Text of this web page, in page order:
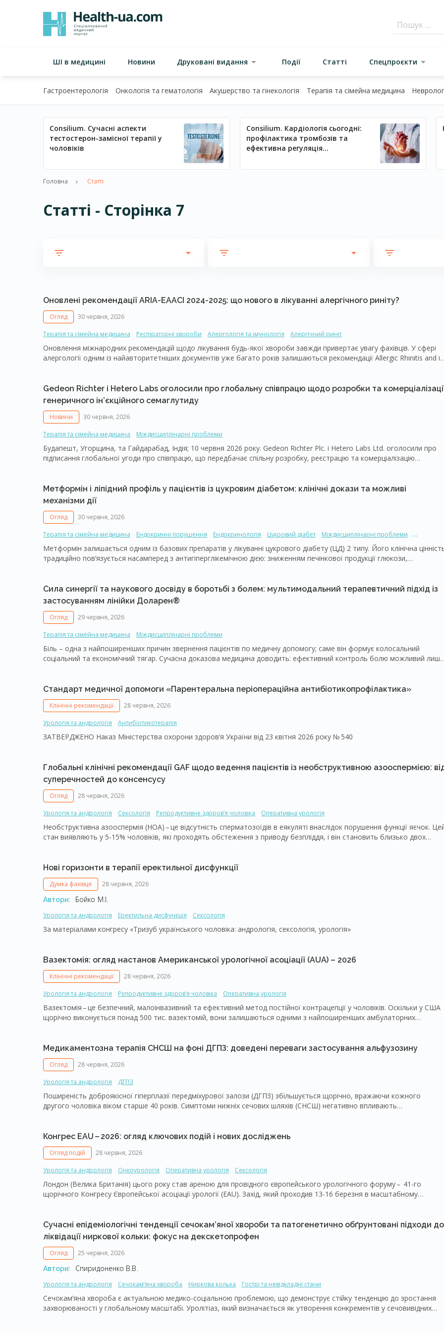
ШІ в медицині Новини Друковані видання Події Статті Спецпроєкти
Гастроентерологія Онкологія та гематологія Акушерство та гінекологія Терапія та сімейна медицина
Consilium. Сучасні аспекти
тестостерон-замісної терапії у
чоловіків
Consilium. Кардіологія сьогодні:
профілактика тромбозів та
ефективна регуляція
Головна Статті
Статті - Сторінка 7
Оновлені рекомендації АRIA-EAACI 2024-2025: що нового в лікуванні алергічного риніту?
Огляд 30 червня, 2026
Терапія та сімейна медицина Респіраторні хвороби Алергологія та імунологія Алергічний риніт
Оновлення міжнародних рекомендацій щодо лікування будь-якої хвороби завжди привертає увагу фахівців. У сфері
алергології одним із найавторитетніших документів уже багато років залишаються рекомендації Allergic Rhinitis and
перший за 10 років детальний перегляд настанови із фармакотерапії алергічного риніту (АР) [1]. Оновлена настанова
суттєво відрізняється від своїх попередніх версій (ARIA 2010/2016), адже за цей час змінилися не лише підходи
до лікування, а й самі принципи розробки клінічних рекомендацій.
Gedeon Richter і Hetero Labs оголосили про глобальну співпрацю щодо розробки та
генеричного ін’єкційного семаглутиду
Новини 30 червня, 2026
Терапія та сімейна медицина Міждисциплінарні проблеми
Будапешт, Угорщина, та Гайдарабад, Індія; 10 червня 2026 року. Gedeon Richter Plc. і Hetero Labs Ltd. оголосили про
підписання глобальної угоди про співпрацю, що передбачає спільну розробку, реєстрацію та комерціалізацію
Метформін і ліпідний профіль у пацієнтів із цукровим діабетом: клінічні докази та можливі
механізми дії
Огляд 30 червня, 2026
Терапія та сімейна медицина Ендокринні порушення Ендокринологія Цукровий діабет
Міждисциплінарні проблеми
Кардіологія та кардіохірургія
Кардіоваскулярна профілактика Міждисциплінарні проблеми
Метформін залишається одним із базових препаратів у лікуванні цукрового діабету (ЦД) 2 типу. Його клінічна
традиційно пов’язується насамперед з антигіперглікемічною дією: зниженням печінкової продукції глюкози,
в монотерапії і в комбінації з іншими цукрознижувальними засобами [2, 3].
Сила синергії та наукового досвіду в боротьбі з болем: мультимодальний терапевтичний підхід із
застосуванням лінійки Доларен®
Огляд 29 червня, 2026
Терапія та сімейна медицина Міждисциплінарні проблеми
Біль – одна з найпоширеніших причин звернення пацієнтів по медичну допомогу; саме він формує колосальний
соціальний та економічний тягар. Сучасна доказова медицина доводить: ефективний контроль болю можливий лише
Стандарт медичної допомоги «Парентеральна періопераційна антибіотикопрофілактика»
Клінічні рекомендації 28 червня, 2026
Урологія та андрологія Антибіотикотерапія
ЗАТВЕРДЖЕНО Наказ Міністерства охорони здоров’я України від 23 квітня 2026 року № 540
Глобальні клінічні рекомендації GAF щодо ведення пацієнтів із необструктивною азооспермією:
суперечностей до консенсусу
Огляд 28 червня, 2026
Урологія та андрологія Сексологія Репродуктивне здоров’я чоловіка Оперативна урологія
Необструктивна азооспермія (НOA) – ​це відсутність сперматозоїдів в еякуляті внаслідок порушення функції яєчок.
стан виявляють у 5-15% чоловіків, які проходять обстеження з приводу безпліддя, і він становить близько двох
рекомендацій. У 2026 році експерти Глобального андрологічного форуму (Global Andrology Forum – ​GAF) представили
комплексні клінічні настанови щодо діагностики та лікування НОА, спрямовані на стандартизацію стратегій
і покращення практики лікарів у галузі андрології та урології.
Нові горизонти в терапії еректильної дисфункції
Думка фахівця 28 червня, 2026
Автори: Бойко М.І.
Урологія та андрологія Еректильна дисфункція Сексологія
За матеріалами конгресу «Тризуб українського чоловіка: андрологія, сексологія, урологія»
Вазектомія: огляд настанов Американської урологічної асоціації (AUA) – 2026
Клінічні рекомендації 28 червня, 2026
Урологія та андрологія Репродуктивне здоров’я чоловіка Оперативна урологія
Вазектомія – ​це безпечний, малоінвазивний та ефективний метод постійної контрацепції у чоловіків. Оскільки у США
щорічно виконується понад 500 тис. вазектомій, вони залишаються одними з найпоширеніших амбулаторних
показань, передопераційного консультування та підготовки, періопераційних аспектів, методик процедури,
потенційних ризиків та ускладнень, а також післяопераційного нагляду, з метою надання спеціалістам точної,
заснованої на доказах інформації для ведення пацієнтів, які розглядають цей метод постійної контрацепції.
Медикаментозна терапія СНСШ на фоні ДГПЗ: доведені переваги застосування альфузозину
Огляд 28 червня, 2026
Урологія та андрологія ДГПЗ
Поширеність доброякісної гіперплазії передміхурової залози (ДГПЗ) збільшується щорічно, вражаючи кожного
другого чоловіка віком старше 40 років. Симптоми нижніх сечових шляхів (СНСШ) негативно впливають
збільшилася, що свідчить про її ефективність і безпеку. Міжнародні експерти та клініцисти віддають перевагу α1-
адреноблокаторам, серед яких чинне місце займає альфузозин, що підтверджується настановами європейських
та американських профільних товариств.
Конгрес EAU – ​2026: огляд ключових подій і нових досліджень
Огляд подій 28 червня, 2026
Урологія та андрологія Онкоурологія Оперативна урологія Сексологія
Лондон (Велика Британія) цього року став ареною для провідного європейського урологічного форуму – ​41-го
щорічного Конгресу Європейської асоціації урології (EAU). Захід, який проходив 13-16 березня в масштабному
та брали участь у дискусіях, які висвітлювали інновації, що й надалі змінюють обличчя урології. Пропонуємо до вашої
уваги огляд кількох найбільш значимих досліджень, представлених у рамках Конгресу.
Сучасні епідеміологічні тенденції сечокам’яної хвороби та патогенетично обґрунтовані підходи до
ліквідації ниркової кольки: фокус на декскетопрофен
Огляд 25 червня, 2026
Автори: Спиридоненко В.В.
Урологія та андрологія Сечокам’яна хвороба Ниркова колька Гострі та невідкладні стани
Сечокам’яна хвороба є актуальною медико-соціальною проблемою, що демонструє стійку тенденцію до зростання
захворюваності у глобальному масштабі. Уролітіаз, який визначається як утворення конкрементів у сечовивідних